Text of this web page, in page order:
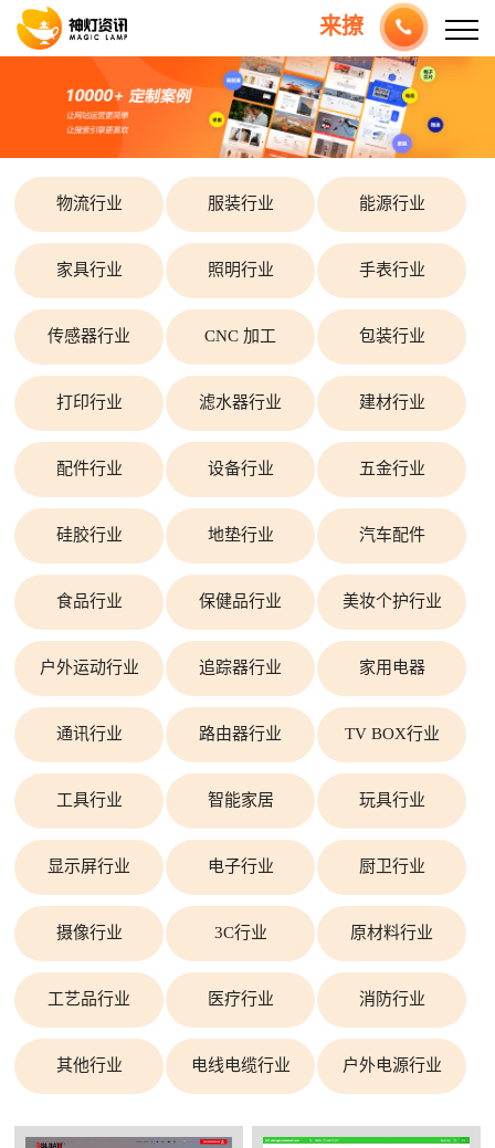
来撩
物流行业 服装行业 能源行业
家具行业 照明行业 手表行业
传感器行业 CNC 加工 包装行业
打印行业 滤水器行业 建材行业
配件行业 设备行业 五金行业
硅胶行业 地垫行业 汽车配件
食品行业 保健品行业 美妆个护行业
户外运动行业 追踪器行业 家用电器
通讯行业 路由器行业 TV BOX行业
工具行业 智能家居 玩具行业
显示屏行业 电子行业 厨卫行业
摄像行业 3C行业 原材料行业
工艺品行业 医疗行业 消防行业
其他行业 电线电缆行业 户外电源行业